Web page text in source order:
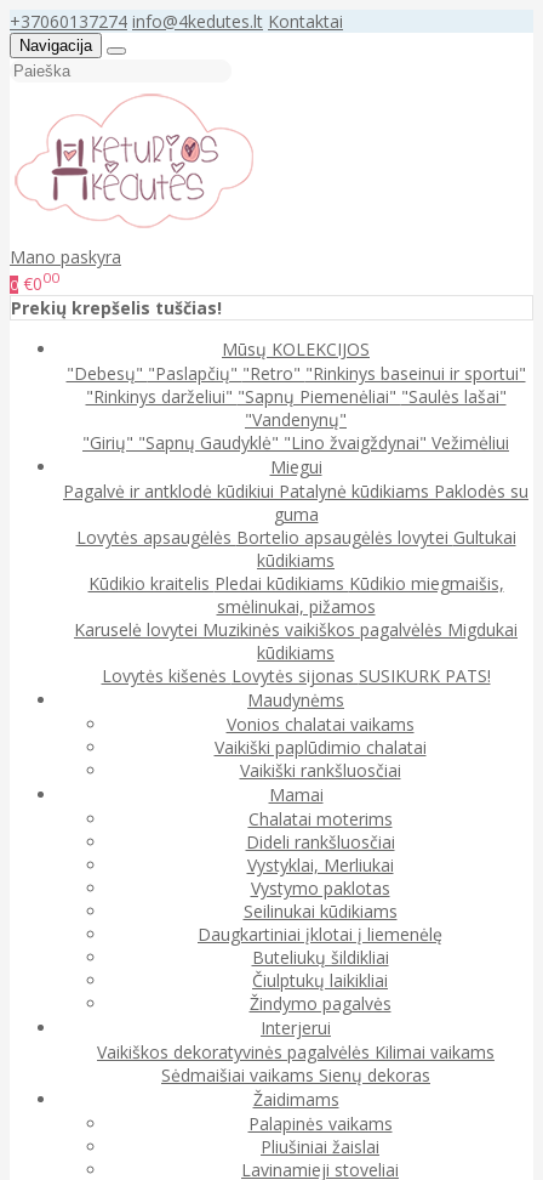
+37060137274 info@4kedutes.lt Kontaktai
Navigacija
Mano paskyra
0 €000
Prekių krepšelis tuščias!
Mūsų KOLEKCIJOS
"Debesų" "Paslapčių" "Retro" "Rinkinys baseinui ir sportui"
"Rinkinys darželiui" "Sapnų Piemenėliai" "Saulės lašai"
"Vandenynų"
"Girių" "Sapnų Gaudyklė" "Lino žvaigždynai" Vežimėliui
Miegui
Pagalvė ir antklodė kūdikiui Patalynė kūdikiams Paklodės su
guma
Lovytės apsaugėlės Bortelio apsaugėlės lovytei Gultukai
kūdikiams
Kūdikio kraitelis Pledai kūdikiams Kūdikio miegmaišis,
smėlinukai, pižamos
Karuselė lovytei Muzikinės vaikiškos pagalvėlės Migdukai
kūdikiams
Lovytės kišenės Lovytės sijonas SUSIKURK PATS!
Maudynėms
Vonios chalatai vaikams
Vaikiški paplūdimio chalatai
Vaikiški rankšluosčiai
Mamai
Chalatai moterims
Dideli rankšluosčiai
Vystyklai, Merliukai
Vystymo paklotas
Seilinukai kūdikiams
Daugkartiniai įklotai į liemenėlę
Buteliukų šildikliai
Čiulptukų laikikliai
Žindymo pagalvės
Interjerui
Vaikiškos dekoratyvinės pagalvėlės Kilimai vaikams
Sėdmaišiai vaikams Sienų dekoras
Žaidimams
Palapinės vaikams
Pliušiniai žaislai
Lavinamieji stoveliai